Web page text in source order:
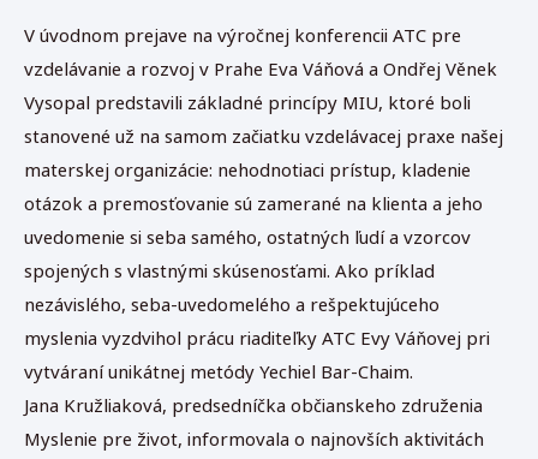
V úvodnom prejave na výročnej konferencii ATC pre
vzdelávanie a rozvoj v Prahe Eva Váňová a Ondřej Věnek
Vysopal predstavili základné princípy MIU, ktoré boli
stanovené už na samom začiatku vzdelávacej praxe našej
materskej organizácie: nehodnotiaci prístup, kladenie
otázok a premosťovanie sú zamerané na klienta a jeho
uvedomenie si seba samého, ostatných ľudí a vzorcov
spojených s vlastnými skúsenosťami. Ako príklad
nezávislého, seba-uvedomelého a rešpektujúceho
myslenia vyzdvihol prácu riaditeľky ATC Evy Váňovej pri
vytváraní unikátnej metódy Yechiel Bar-Chaim.
Jana Kružliaková, predsedníčka občianskeho združenia
Myslenie pre život, informovala o najnovších aktivitách